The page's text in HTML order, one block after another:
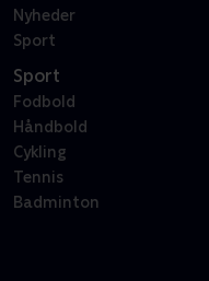
Nyheder
Sport
Sport
Fodbold
Håndbold
Cykling
Tennis
Badminton